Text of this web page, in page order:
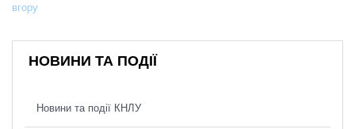
вгору
НОВИНИ ТА ПОДІЇ
Новини та події КНЛУ